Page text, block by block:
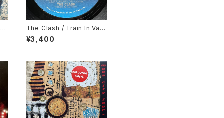
The Clash / Train In Vai
n, London Calling
¥3,400